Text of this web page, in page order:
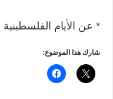
* عن الأيام الفلسطينية
شارك هذا الموضوع: